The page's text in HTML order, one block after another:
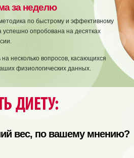
за неделю
по быстрому и эффективному
успешно опробована на десятках
несколько вопросов, касающихся
физиологических данных.
вес, по вашему мнению?